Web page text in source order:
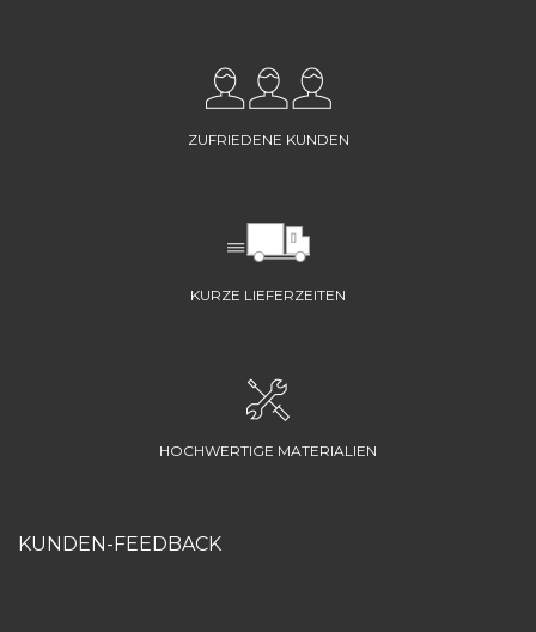
ZUFRIEDENE KUNDEN
KURZE LIEFERZEITEN
HOCHWERTIGE MATERIALIEN
KUNDEN-FEEDBACK